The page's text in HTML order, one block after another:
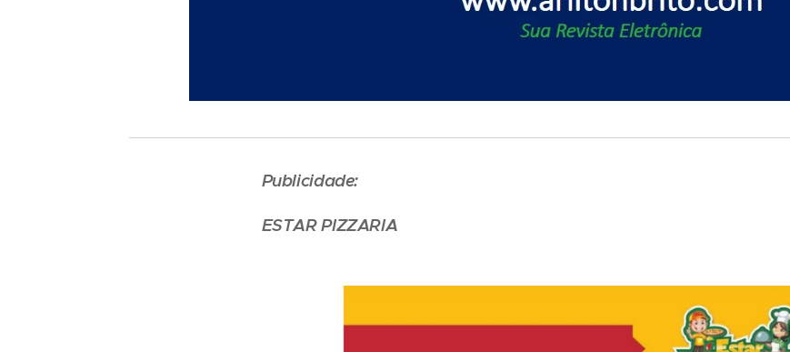
Publicidade:
ESTAR PIZZARIA